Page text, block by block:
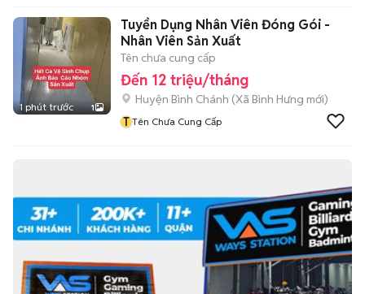
1 phút trước 1
Tuyển Dụng Nhân Viên Đóng Gói -
Nhân Viên Sản Xuất
Tên chưa cung cấp
Đến 12 triệu/tháng
Huyện Bình Chánh (Xã Bình Hưng mới)
T Tên Chưa Cung Cấp